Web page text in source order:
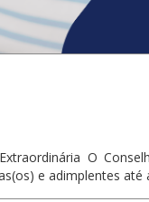
O
e adimplentes